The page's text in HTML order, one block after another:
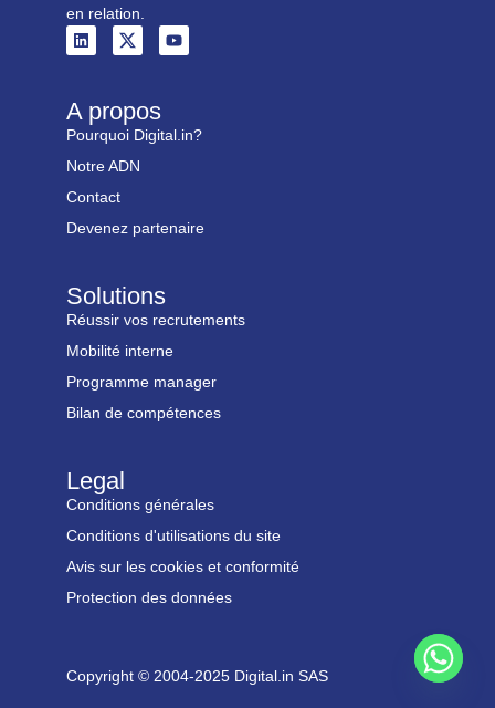
en relation.
A propos
Pourquoi Digital.in?
Notre ADN
Contact
Devenez partenaire
Solutions
Réussir vos recrutements
Mobilité interne
Programme manager
Bilan de compétences
Legal
Conditions générales
Conditions d'utilisations du site
Avis sur les cookies et conformité
Protection des données
Copyright © 2004-2025 Digital.in SAS